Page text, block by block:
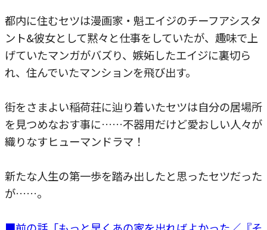
都内に住むセツは漫画家・魁エイジのチーフアシスタ
ント&彼女として黙々と仕事をしていたが、趣味で上
げていたマンガがバズり、嫉妬したエイジに裏切ら
れ、住んでいたマンションを飛び出す。
街をさまよい稲荷荘に辿り着いたセツは自分の居場所
を見つめなおす事に……不器用だけど愛おしい人々が
織りなすヒューマンドラマ！
新たな人生の第一歩を踏み出したと思ったセツだった
が……。